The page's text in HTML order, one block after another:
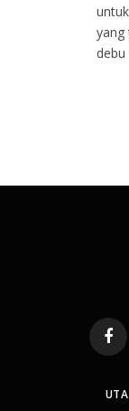
yang